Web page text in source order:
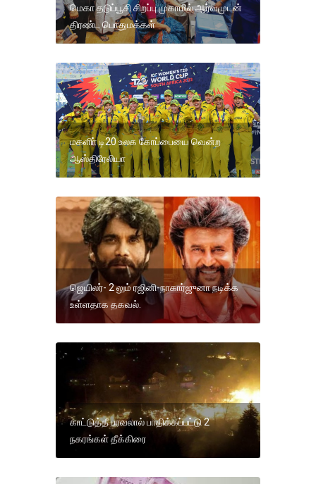
மெகா தடுப்பூசி சிறப்பு முகாமில் ஆர்வமுடன்
திரண்ட பொதுமக்கள்
மகளிா் டி20 உலக கோப்பையை வென்ற
ஆஸ்திரேலியா
ஜெயிலர்- 2 லும் ரஜினி-நாகார்ஜுனா நடிக்க
உள்ளதாக தகவல்.
காட்டுத்தீ பரவலால் பாதிக்கப்பட்டு 2
நகரங்கள் தீக்கிரை